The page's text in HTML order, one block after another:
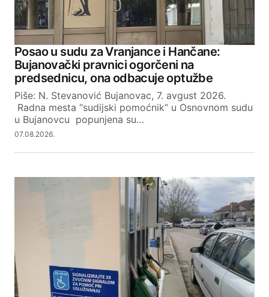
Posao u sudu za Vranjance i Hančane:
Bujanovački pravnici ogorčeni na
predsednicu, ona odbacuje optužbe
Piše: N. Stevanović Bujanovac, 7. avgust 2026.
Radna mesta “sudijski pomoćnik” u Osnovnom sudu
u Bujanovcu popunjena su…
07.08.2026.